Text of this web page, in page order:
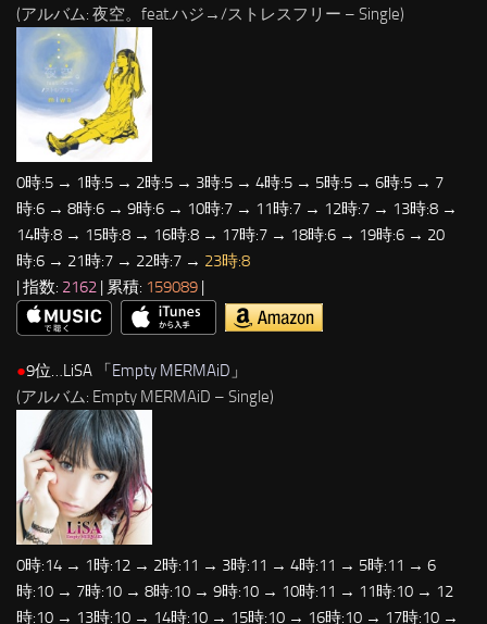
(アルバム: 夜空。feat.ハジ→/ストレスフリー – Single)
0時:5 → 1時:5 → 2時:5 → 3時:5 → 4時:5 → 5時:5 → 6時:5 → 7
時:6 → 8時:6 → 9時:6 → 10時:7 → 11時:7 → 12時:7 → 13時:8 →
14時:8 → 15時:8 → 16時:8 → 17時:7 → 18時:6 → 19時:6 → 20
時:6 → 21時:7 → 22時:7 → 23時:8
| 指数: 2162 | 累積: 159089 |
●9位…LiSA 「Empty MERMAiD 」
(アルバム: Empty MERMAiD – Single)
0時:14 → 1時:12 → 2時:11 → 3時:11 → 4時:11 → 5時:11 → 6
時:10 → 7時:10 → 8時:10 → 9時:10 → 10時:11 → 11時:10 → 12
時:10 → 13時:10 → 14時:10 → 15時:10 → 16時:10 → 17時:10 →